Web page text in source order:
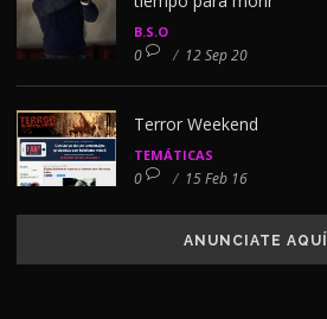
B.S.O
0 / 12 Sep 20
Terror Weekend
TEMÁTICAS
0 / 15 Feb 16
ANUNCIATE AQUÍ